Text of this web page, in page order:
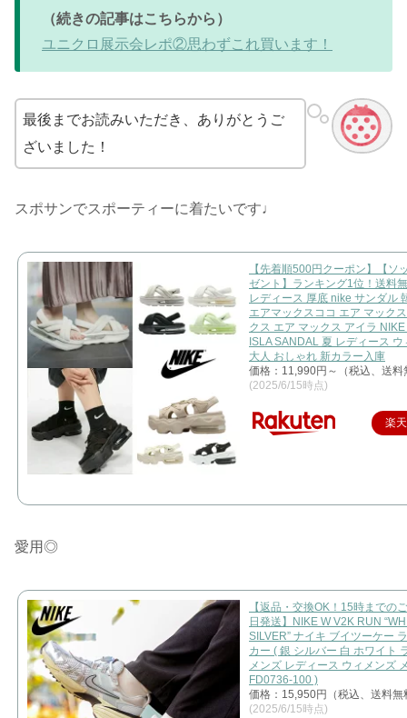
（続きの記事はこちらから）
ユニクロ展示会レポ②思わずこれ買います！
最後までお読みいただき、ありがとうご
ざいました！
スポサンでスポーティーに着たいです♩
【先着順500円クーポン】【ソ
ゼント】ランキング1位！送料
レディース 厚底 nike サンダル
エアマックスココ エア マック
クス エア マックス アイラ
ISLA SANDAL 夏 レディース ウ
大人 おしゃれ 新カラー入庫
価格：11,990円～（税込、送料
(2025/6/15時点)
楽
愛用◎
【返品・交換OK！15時までの
日発送】NIKE W V2K RUN
SILVER” ナイキ ブイツーケー
カー ( 銀 シルバー 白 ホワイト
メンズ レディース ウィメンズ
FD0736-100 )
価格：15,950円（税込、送料無
(2025/6/15時点)